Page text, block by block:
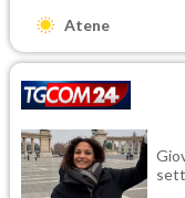
Atene